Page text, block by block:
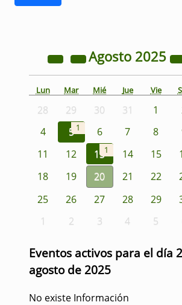
Agosto 2025
Lun Mar Mié Jue Vie
28 29 30 31 1
4
5 1 6 7 8
11
12 131 14 15
18
19 20 21 22
25 26 27 28 29
1
2 3 4 5
Eventos activos para el día
agosto de 2025
No existe Información